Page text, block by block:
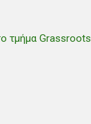
τμήμα Grassroots